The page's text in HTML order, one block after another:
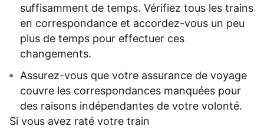
suffisamment de temps. Vérifiez tous les trains
en correspondance et accordez-vous un peu
plus de temps pour effectuer ces
changements.
Assurez-vous que votre assurance de voyage
couvre les correspondances manquées pour
des raisons indépendantes de votre volonté.
Si vous avez raté votre train